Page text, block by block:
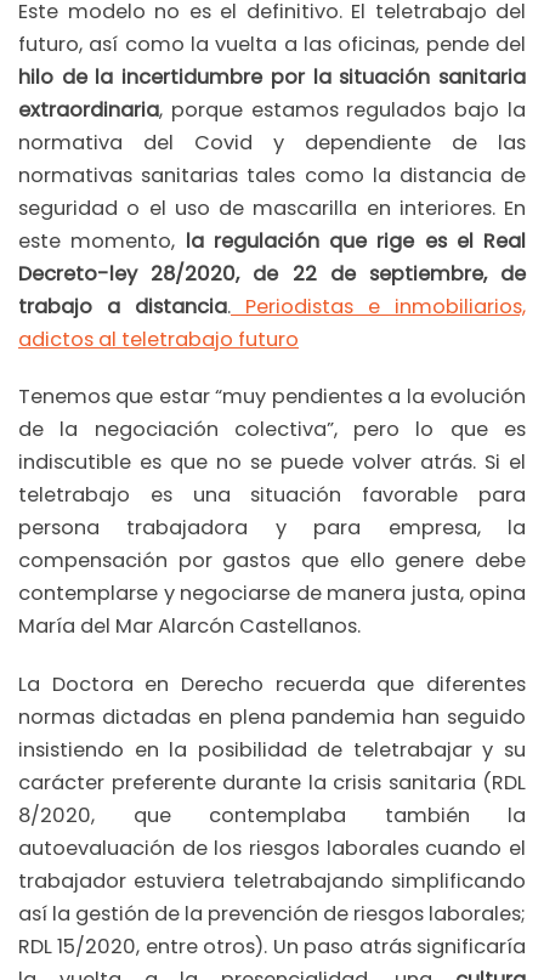
Este modelo no es el definitivo. El teletrabajo del
futuro, así como la vuelta a las oficinas, pende del
hilo de la incertidumbre por la situación sanitaria
extraordinaria, porque estamos regulados bajo la
normativa del Covid y dependiente de las
normativas sanitarias tales como la distancia de
seguridad o el uso de mascarilla en interiores. En
este momento, la regulación que rige es el Real
Decreto-ley 28/2020, de 22 de septiembre, de
trabajo a distancia. Periodistas e inmobiliarios,
adictos al teletrabajo futuro
Tenemos que estar “muy pendientes a la evolución
de la negociación colectiva”, pero lo que es
indiscutible es que no se puede volver atrás. Si el
teletrabajo es una situación favorable para
persona trabajadora y para empresa, la
compensación por gastos que ello genere debe
contemplarse y negociarse de manera justa, opina
María del Mar Alarcón Castellanos.
La Doctora en Derecho recuerda que diferentes
normas dictadas en plena pandemia han seguido
insistiendo en la posibilidad de teletrabajar y su
carácter preferente durante la crisis sanitaria (RDL
8/2020, que contemplaba también la
autoevaluación de los riesgos laborales cuando el
trabajador estuviera teletrabajando simplificando
así la gestión de la prevención de riesgos laborales;
RDL 15/2020, entre otros). Un paso atrás significaría